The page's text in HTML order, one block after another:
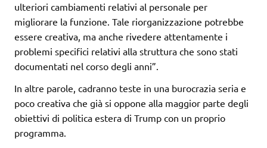
ulteriori cambiamenti relativi al personale per
migliorare la funzione. Tale riorganizzazione potrebbe
essere creativa, ma anche rivedere attentamente i
problemi specifici relativi alla struttura che sono stati
documentati nel corso degli anni”.
In altre parole, cadranno teste in una burocrazia seria e
poco creativa che già si oppone alla maggior parte degli
obiettivi di politica estera di Trump con un proprio
programma.